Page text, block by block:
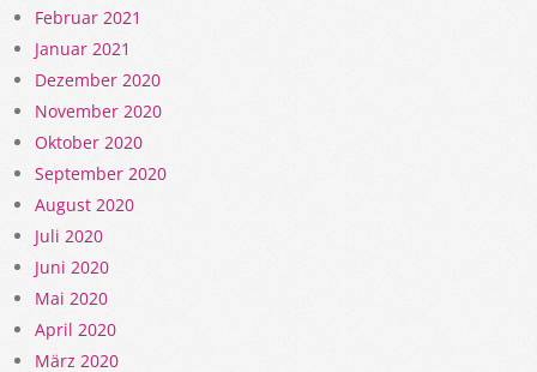
Februar 2021
Januar 2021
Dezember 2020
November 2020
Oktober 2020
September 2020
August 2020
Juli 2020
Juni 2020
Mai 2020
April 2020
März 2020